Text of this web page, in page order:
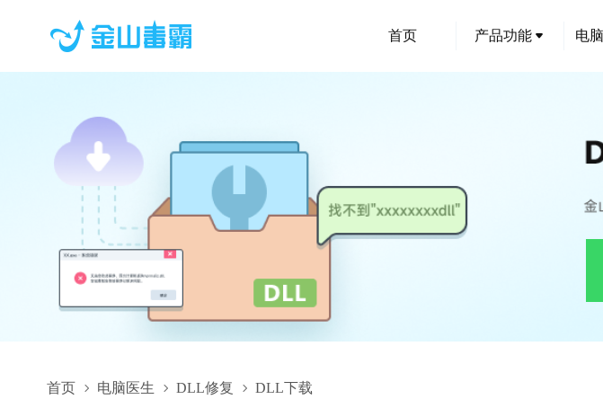
首页 产品功能 电
首页 电脑医生 DLL修复 DLL下载
FTForCDBATL.dll,FTForCDBATL.dll下载,FTForCDBATL.dll修复